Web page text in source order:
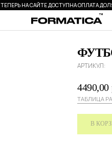
ТЕПЕРЬ НА САЙТЕ ДОСТУПНА ОПЛАТА
АРТИКУЛ:
4490,00
ТАБЛИЦА
В